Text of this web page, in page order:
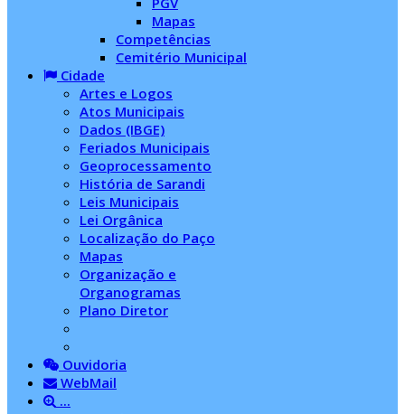
Mapas
Competências
Cemitério Municipal
Cidade
Artes e Logos
Atos Municipais
Dados (IBGE)
Feriados Municipais
Geoprocessamento
História de Sarandi
Leis Municipais
Lei Orgânica
Localização do Paço
Mapas
Organização e
Organogramas
Plano Diretor
Ouvidoria
WebMail
...